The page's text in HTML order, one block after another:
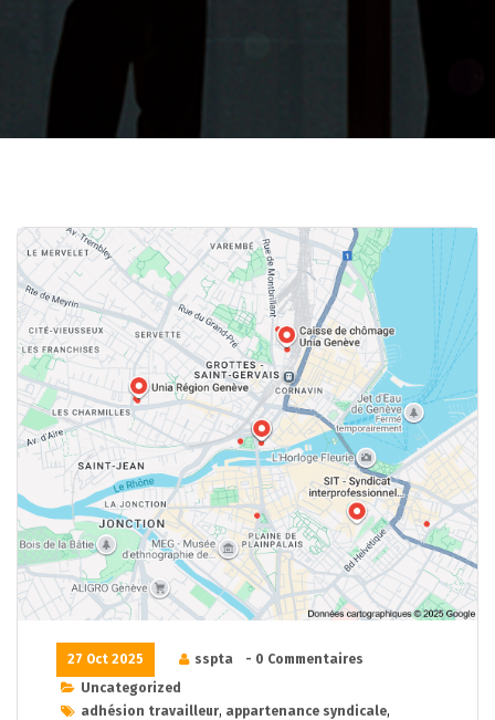
27 Oct 2025 sspta
- 0 Commentaires
Uncategorized
adhésion travailleur, appartenance syndicale,